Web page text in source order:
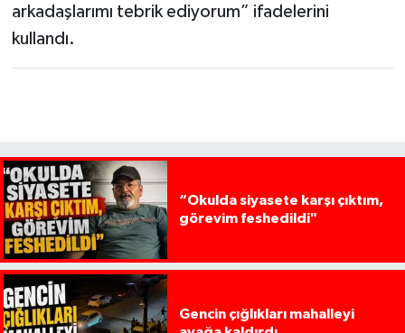
arkadaşlarımı tebrik ediyorum” ifadelerini
kullandı.
“Okulda siyasete karşı çıktım,
görevim feshedildi"
Gencin çığlıkları mahalleyi